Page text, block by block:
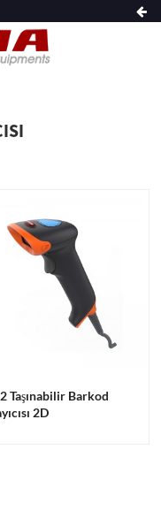
Taşınabilir Barkod
2D